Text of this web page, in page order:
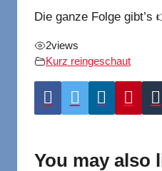
Die ganze Folge gibt’s
2views
Kurz reingeschaut
You may also